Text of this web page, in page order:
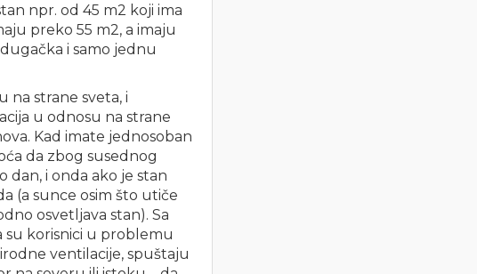
npr. od 45 m2 koji ima
preko 55 m2, a imaju
i samo jednu
na strane sveta, i
u odnosu na strane
Kad imate jednosoban
da zbog susednog
dan, i onda ako je stan
(a sunce osim što utiče
osvetljava stan). Sa
su korisnici u problemu
ventilacije, spuštaju